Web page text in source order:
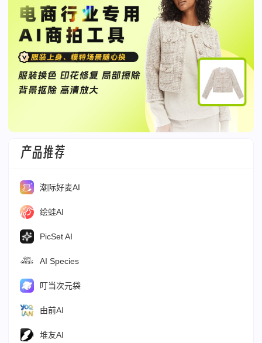
产品推荐
潮际好麦AI
绘蛙AI
PicSet AI
AI Species
叮当次元袋
由前AI
堆友AI